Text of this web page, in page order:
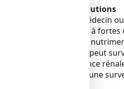
Avertissements et précautions
Adressez-vous à votre médecin
Au cours d'un traitement à
des médicaments ou des
ou syndrome de Burnett peut
présentant une insuffisance
rénale doit faire l'objet d'une